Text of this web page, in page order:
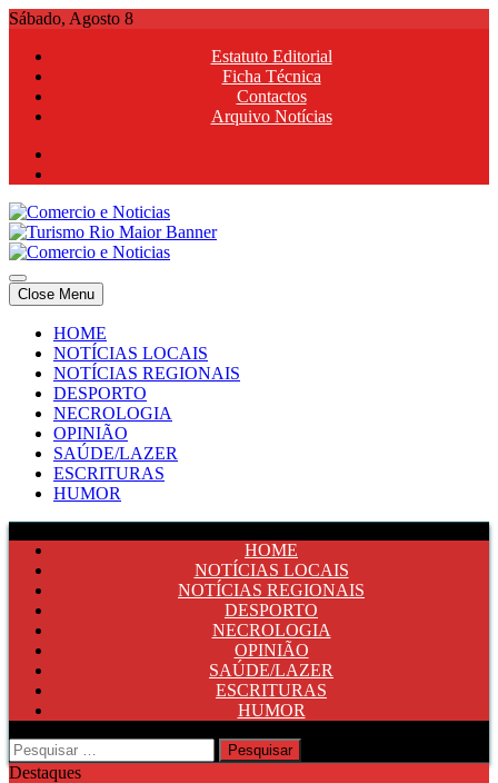
Skip
content
Sábado, Agosto 8
Estatuto Editorial
Ficha Técnica
Contactos
Arquivo Notícias
Comercio e Noticias
Notícias e Publicidade Online
Comercio e Noticias
Notícias e Publicidade Online
Close Menu
HOME
NOTÍCIAS LOCAIS
NOTÍCIAS REGIONAIS
DESPORTO
NECROLOGIA
OPINIÃO
SAÚDE/LAZER
ESCRITURAS
HUMOR
HOME
NOTÍCIAS LOCAIS
NOTÍCIAS REGIONAIS
DESPORTO
NECROLOGIA
OPINIÃO
SAÚDE/LAZER
ESCRITURAS
HUMOR
Pesquisar
por:
Destaques